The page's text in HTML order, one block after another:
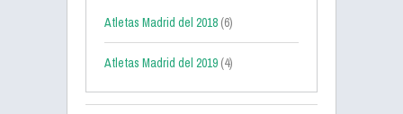
Atletas Madrid del 2018 (6)
Atletas Madrid del 2019 (4)